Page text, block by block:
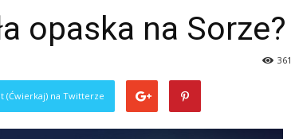
opaska na Sorze?
361
(Ćwierkaj) na Twitterze